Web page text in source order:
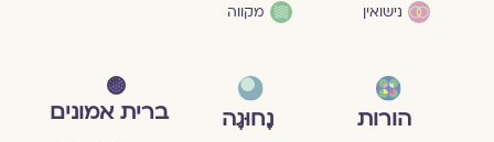
נישואין מקווה
הורות נָחוּגָה ברית אמונים